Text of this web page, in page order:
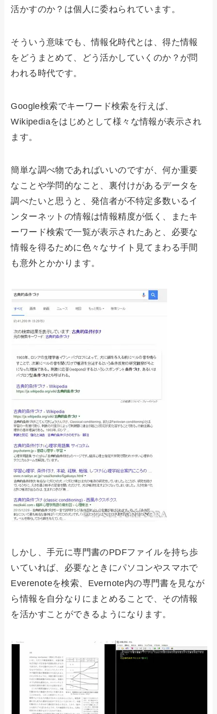
活かすのか？は個人に委ねられています。
そういう意味でも、情報化時代とは、得た情報
をどうまとめて、どう活かしていくのか？が問
われる時代です。
Google検索でキーワード検索を行えば、
Wikipediaをはじめとして様々な情報が表示され
ます。
簡単な調べ物であればいいのですが、何か重要
なことや学問的なこと、裏付けがあるデータを
調べたいと思うと、発信者が不特定多数いるイ
ンターネットの情報は情報精度が低く、またキ
ーワード検索で一覧が表示されたあと、必要な
情報を得るために色々なサイト見てまわる手間
も意外とかかります。
しかし、手元に専門書のPDFファイルを持ち歩
いていれば、必要なときにパソコンやスマホで
Everenoteを検索、Evernote内の専門書を見なが
ら情報を自分なりにまとめることで、その情報
を活かすことができるようになります。